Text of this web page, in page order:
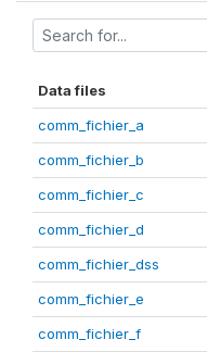
Data files
comm_fichier_a
comm_fichier_b
comm_fichier_c
comm_fichier_d
comm_fichier_dss
comm_fichier_e
comm_fichier_f